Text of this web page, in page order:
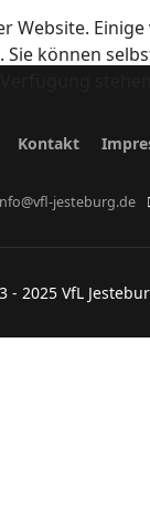
Kontakt
jesteburg.de
2025 VfL
Website.
Sie können